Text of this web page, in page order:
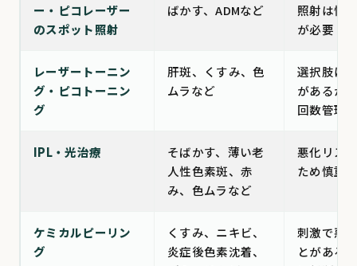
ー・ピコレーザー
のスポット照射
ばかす、ADMなど
照射は慎
が必要
レーザートーニン
グ・ピコトーニン
グ
肝斑、くすみ、色
ムラなど
選択肢に
があるが
回数管理
IPL・光治療
そばかす、薄い老
人性色素斑、赤
み、色ムラなど
悪化リス
ため慎重
ケミカルピーリン
グ
くすみ、ニキビ、
炎症後色素沈着、
刺激で悪
とがある